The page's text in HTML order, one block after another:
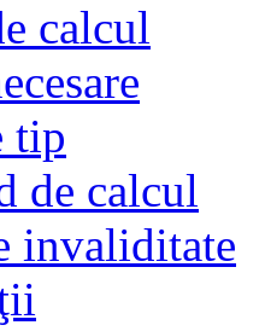
calcul
tip
de calcul
invaliditate